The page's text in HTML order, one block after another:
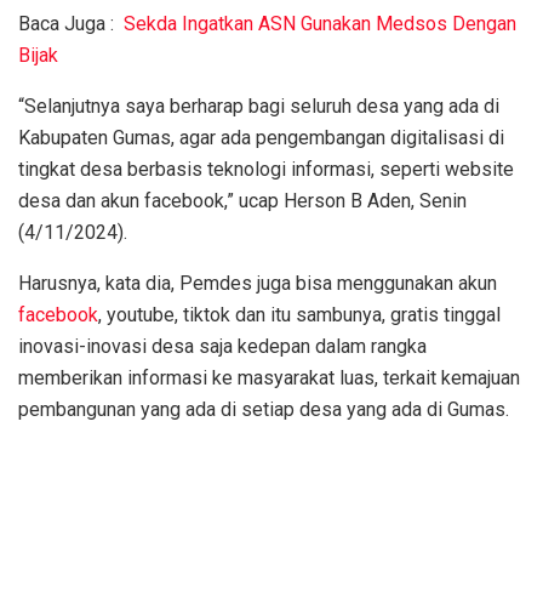
Baca Juga : Sekda Ingatkan ASN Gunakan Medsos Dengan
Bijak
“Selanjutnya saya berharap bagi seluruh desa yang ada di
Kabupaten Gumas, agar ada pengembangan digitalisasi di
tingkat desa berbasis teknologi informasi, seperti website
desa dan akun facebook,” ucap Herson B Aden, Senin
(4/11/2024).
Harusnya, kata dia, Pemdes juga bisa menggunakan akun
facebook, youtube, tiktok dan itu sambunya, gratis tinggal
inovasi-inovasi desa saja kedepan dalam rangka
memberikan informasi ke masyarakat luas, terkait kemajuan
pembangunan yang ada di setiap desa yang ada di Gumas.